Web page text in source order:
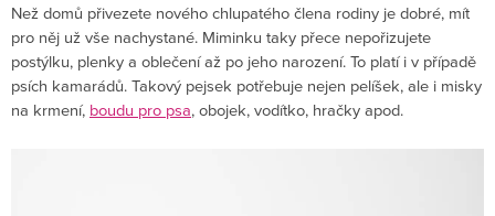
Než domů přivezete nového chlupatého člena rodiny je dobré, mít
pro něj už vše nachystané. Miminku taky přece nepořizujete
postýlku, plenky a oblečení až po jeho narození. To platí i v případě
psích kamarádů. Takový pejsek potřebuje nejen pelíšek, ale i misky
na krmení, boudu pro psa, obojek, vodítko, hračky apod.